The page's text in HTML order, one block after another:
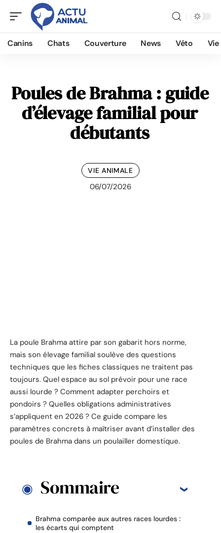
Canins Chats Couverture News Véto
Poules de Brahma : guide
d’élevage familial pour
débutants
VIE ANIMALE
06/07/2026
La poule Brahma attire par son gabarit hors norme,
mais son élevage familial soulève des questions
techniques que les fiches classiques ne traitent pas
toujours. Quel espace au sol prévoir pour une race
aussi lourde ? Comment adapter perchoirs et
pondoirs ? Quelles obligations administratives
s’appliquent en 2026 ? Ce guide compare les
paramètres concrets à maîtriser avant d’installer des
poules de Brahma dans un poulailler domestique.
Sommaire
Brahma comparée aux autres races lourdes :
les écarts qui comptent